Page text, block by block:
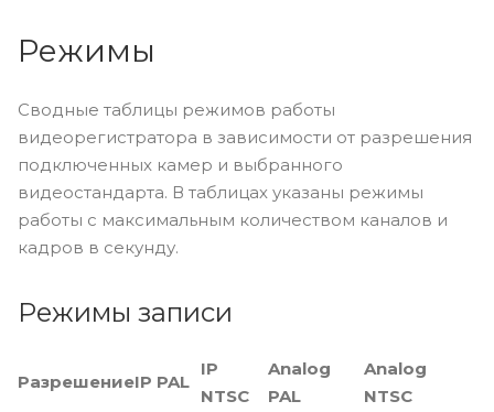
Режимы
Сводные таблицы режимов работы
видеорегистратора в зависимости от разрешения
подключенных камер и выбранного
видеостандарта. В таблицах указаны режимы
работы с максимальным количеством каналов и
кадров в секунду.
Режимы записи
РазрешениеIP PAL
IP
NTSC
Analog
PAL
Analog
NTSC